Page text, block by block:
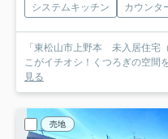
システムキッチン
カウンタ
「東松山市上野本 未入居住宅
こがイチオシ！くつろぎの空間
見る
売地